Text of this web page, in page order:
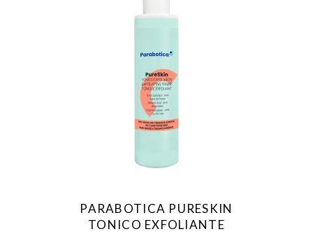
PARABOTICA PURESKIN
TONICO EXFOLIANTE